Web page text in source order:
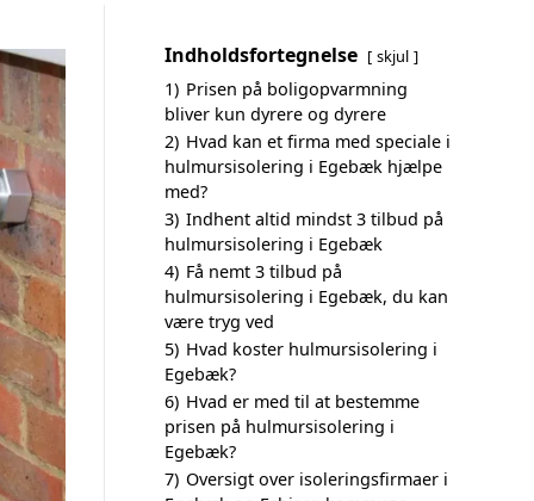
Indholdsfortegnelse skjul
1) Prisen på boligopvarmning
bliver kun dyrere og dyrere
2) Hvad kan et firma med speciale i
hulmursisolering i Egebæk hjælpe
med?
3) Indhent altid mindst 3 tilbud på
hulmursisolering i Egebæk
4) Få nemt 3 tilbud på
hulmursisolering i Egebæk, du kan
være tryg ved
5) Hvad koster hulmursisolering i
Egebæk?
6) Hvad er med til at bestemme
prisen på hulmursisolering i
Egebæk?
7) Oversigt over isoleringsfirmaer i